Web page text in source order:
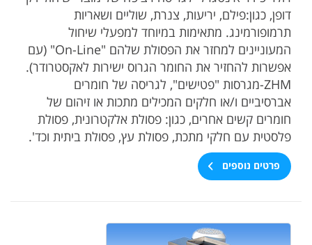
דופן, כגון:פילם, יריעות, צנרת, שוליים ושאריות
תרמופורמינג. מתאימות במיוחד למפעלי שיחול
המעוניינים למחזר את הפסולת שלהם "On-Line" (עם
אפשרות להחזיר את החומר הגרוס ישירות לאקסטרודר).
ZHM-מגרסות "פטישים", לגריסה של חומרים
אברסיביים ו/או חלקים המכילים מתכות או זיהום של
חומרים קשים אחרים, כגון: פסולת אלקטרונית, פסולת
פלסטית עם חלקי מתכת, פסולת עץ, פסולת ביתית וכד'.
פרטים נוספים